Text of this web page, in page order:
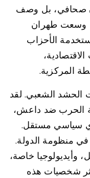
صحافي، بل وصف
قوى حقيقي. منذ عام 2003، وسعت طهران
الأحزاب
المركزية.
الحشد الشعبي. لقد
الحرب ضد داعش،
سياسي مستقل.
منظومة الدولة.
وأيديولوجيا خاصة،
شخصيات هذه